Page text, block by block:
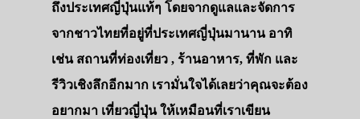
ถึงประเทศญี่ปุ่นแท้ๆ โดยจากดูแลและจัดการ
จากชาวไทยที่อยู่ที่ประเทศญี่ปุ่นมานาน อาทิ
เช่น สถานที่ท่องเที่ยว , ร้านอาหาร, ที่พัก และ
รีวิวเชิงลึกอีกมาก เรามั่นใจได้เลยว่าคุณจะต้อง
อยากมา เที่ยวญี่ปุ่น ให้เหมือนที่เราเขียน